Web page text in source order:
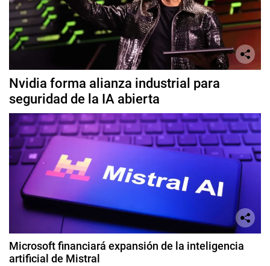
Nvidia forma alianza industrial para
seguridad de la IA abierta
Microsoft financiará expansión de la inteligencia
artificial de Mistral